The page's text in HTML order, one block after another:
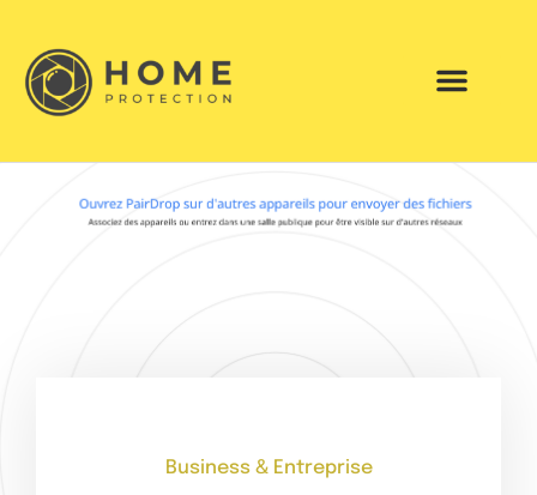
Business & Entreprise